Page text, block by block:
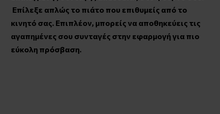
Επίλεξε απλώς το πιάτο που επιθυμείς από το
κινητό σας. Επιπλέον, μπορείς να αποθηκεύεις τις
αγαπημένες σου συνταγές στην εφαρμογή για πιο
εύκολη πρόσβαση.